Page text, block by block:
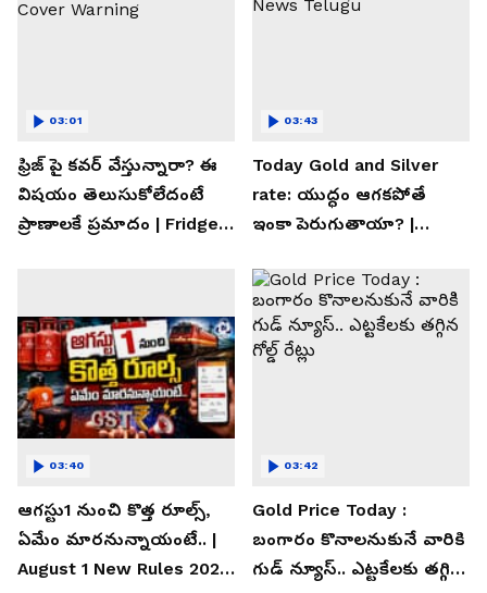
ఫ్రిజ్ పై కవర్ వేస్తున్నారా? ఈ
విషయం తెలుసుకోలేదంటే
ప్రాణాలకే ప్రమాదం | Fridge
03:01
Today Gold and Silver
rate: యుద్ధం ఆగకపోతే
ఇంకా పెరుగుతాయా? |
03:43
ఆగస్టు1 నుంచి కొత్త రూల్స్,
ఏమేం మారనున్నాయంటే.. |
August 1 New Rules 2026
03:40
Gold Price Today :
బంగారం కొనాలనుకునే వారికి
గుడ్ న్యూస్.. ఎట్టకేలకు తగ్గిన
03:42